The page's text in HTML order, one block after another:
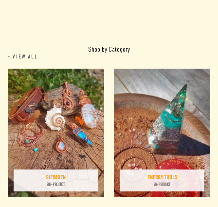
Shop by Category
– VIEW ALL
SIERADEN
209-PRODUCT
ENERGY TOOLS
26-PRODUCT